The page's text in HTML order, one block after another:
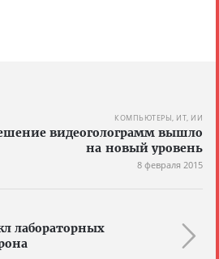
КОМПЬЮТЕРЫ, ИТ, ИИ
видеоголограмм вышло
на новый уровень
8 февраля 2015
лабораторных